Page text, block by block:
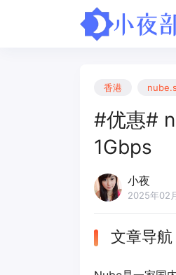
香港
#优惠#
1Gbps
小夜
2025年02
文章导航